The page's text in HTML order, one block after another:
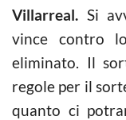
Villarreal. Si
vince contro
eliminato. Il
regole per il
quanto ci